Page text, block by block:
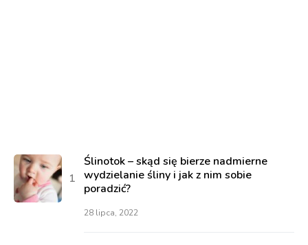
Ślinotok – skąd się bierze nadmierne
wydzielanie śliny i jak z nim sobie
poradzić?
28 lipca, 2022